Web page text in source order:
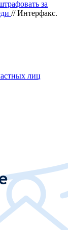
за
// Интерфакс.
лиц